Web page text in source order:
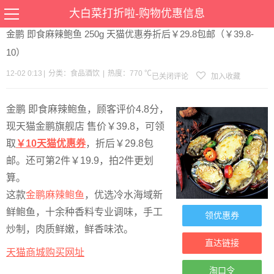
大白菜打折啦-购物优惠信息
当前位置： 优惠>食品酒饮>文章详情
金鹏 即食麻辣鲍鱼 250g 天猫优惠券折后￥29.8包邮（￥39.8-
10）
12-02 0:13 分类： 食品酒饮 热度：770 ℃ 已关闭评论 加入收藏
领优惠券
直达链接
淘口令
金鹏 即食麻辣鲍鱼，顾客评价4.8分，
现天猫金鹏旗舰店 售价￥39.8，可领
取 ￥10天猫优惠券，折后￥29.8包
邮。还可第2件￥19.9，拍2件更划
算。
这款金鹏麻辣鲍鱼 ，优选冷水海域新
鲜鲍鱼，十余种香料专业调味，手工
炒制，肉质鲜嫩，鲜香味浓。
天猫商城购买网址